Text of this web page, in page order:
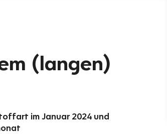
(langen)
im Januar 2024 und